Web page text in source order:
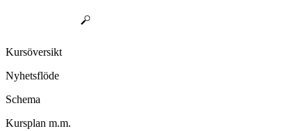
Kursöversikt
Nyhetsflöde
Schema
Kursplan m.m.